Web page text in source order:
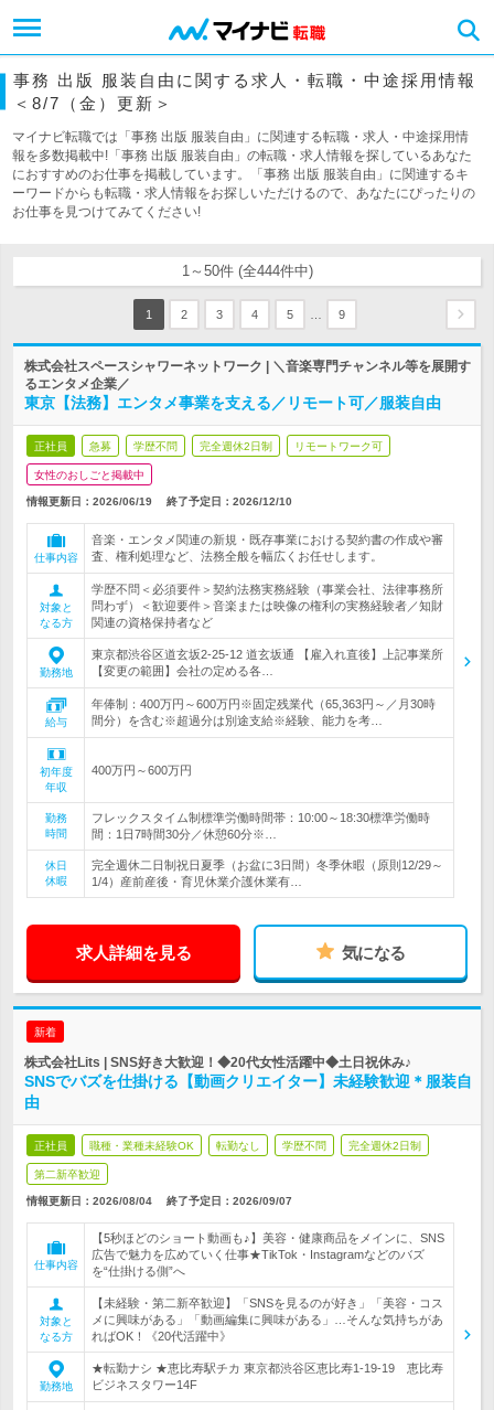
事務 出版 服装自由に関する求人・転職・中途採用情報
＜8/7（金）更新＞
マイナビ転職では「事務 出版 服装自由」に関連する転職・求人・中途採用情
報を多数掲載中!「事務 出版 服装自由」の転職・求人情報を探しているあなた
におすすめのお仕事を掲載しています。「事務 出版 服装自由」に関連するキ
ーワードからも転職・求人情報をお探しいただけるので、あなたにぴったりの
お仕事を見つけてみてください!
1～50件 (全444件中)
1 2 3 4 5 9
株式会社スペースシャワーネットワーク | ＼音楽専門チャンネル等を展開す
るエンタメ企業／
東京【法務】エンタメ事業を支える／リモート可／服装自由
正社員 急募 学歴不問 完全週休2日制 リモートワーク可
女性のおしごと掲載中
情報更新日：2026/06/19 終了予定日： 2026/12/10
仕事内容
音楽・エンタメ関連の新規・既存事業における契約書の作成や審
査、権利処理など、法務全般を幅広くお任せします。
対象と
なる方
学歴不問＜必須要件＞契約法務実務経験（事業会社、法律事務所
問わず）＜歓迎要件＞音楽または映像の権利の実務経験者／知財
関連の資格保持者など
勤務地
東京都渋谷区道玄坂2-25-12 道玄坂通 【雇入れ直後】上記事業所
【変更の範囲】会社の定める各…
給与
年俸制：400万円～600万円※固定残業代（65,363円～／月30時
間分）を含む※超過分は別途支給※経験、能力を考…
初年度
年収
400万円～600万円
勤務
時間
フレックスタイム制標準労働時間帯：10:00～18:30標準労働時
間：1日7時間30分／休憩60分※…
休日
休暇
完全週休二日制祝日夏季（お盆に3日間）冬季休暇（原則12/29～
1/4）産前産後・育児休業介護休業有…
求人詳細を見る 気になる
新着
株式会社Lits | SNS好き大歓迎！◆20代女性活躍中◆土日祝休み♪
SNSでバズを仕掛ける【動画クリエイター】未経験歓迎＊服装自
由
正社員 職種・業種未経験OK 転勤なし 学歴不問 完全週休2日制
第二新卒歓迎
情報更新日：2026/08/04 終了予定日： 2026/09/07
仕事内容
【5秒ほどのショート動画も♪】美容・健康商品をメインに、SNS
広告で魅力を広めていく仕事★TikTok・Instagramなどのバズ
を“仕掛ける側”へ
対象と
なる方
【未経験・第二新卒歓迎】「SNSを見るのが好き」「美容・コス
メに興味がある」「動画編集に興味がある」…そんな気持ちがあ
ればOK！《20代活躍中》
勤務地
★転勤ナシ ★恵比寿駅チカ 東京都渋谷区恵比寿1-19-19 恵比寿
ビジネスタワー14F